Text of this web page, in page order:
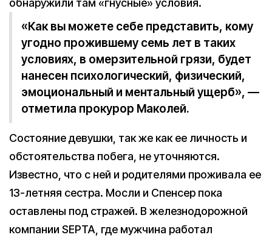
обнаружили там «гнусные» условия.
«Как вы можете себе представить, кому
угодно прожившему семь лет в таких
условиях, в омерзительной грязи, будет
нанесен психологический, физический,
эмоциональный и ментальный ущерб», —
отметила прокурор Маколей.
Состояние девушки, так же как ее личность и
обстоятельства побега, не уточняются.
Известно, что с ней и родителями проживала ее
13-летняя сестра. Мосли и Спенсер пока
оставлены под стражей. В железнодорожной
компании SEPTA, где мужчина работал